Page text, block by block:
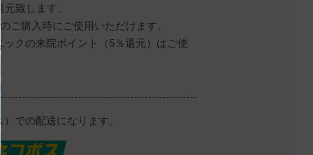
致します。
ご購入時にご使用いただけます。
クの来院ポイント（5％還元）はご使
での配送になります。